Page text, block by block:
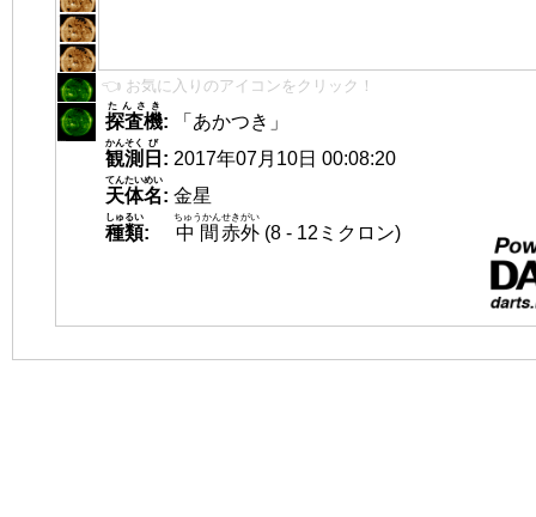
👈 お気に入りのアイコンをクリック！
探査機
たんさき
:
「あかつき」
観測
かんそく
日
び
: 2017年07月10日 00:08:20
天体名
てんたいめい
: 金星
種類
しゅるい
: 中間
ちゅうかん
赤外
せきがい
(8 - 12ミクロン)